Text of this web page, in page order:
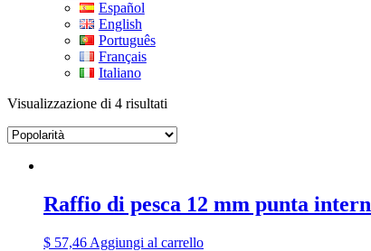
Español
English
Português
Français
Italiano
Visualizzazione di 4 risultati
Raffio di pesca 12 mm punta
$ 57,46 Aggiungi al carrello